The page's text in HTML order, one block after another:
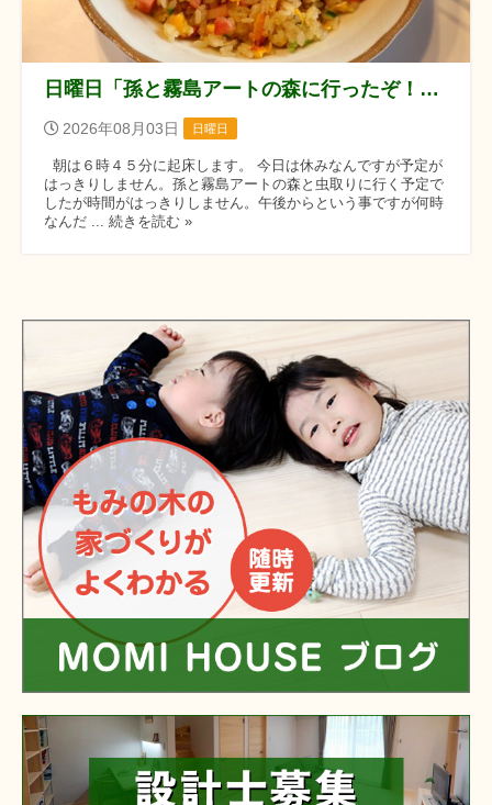
日曜日「孫と霧島アートの森に行ったぞ！！」の巻
2026年08月03日 日曜日
朝は６時４５分に起床します。 今日は休みなんですが予定が
はっきりしません。孫と霧島アートの森と虫取りに行く予定で
したが時間がはっきりしません。午後からという事ですが何時
なんだ ... 続きを読む »